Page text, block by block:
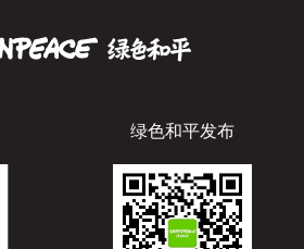
绿色和平发布